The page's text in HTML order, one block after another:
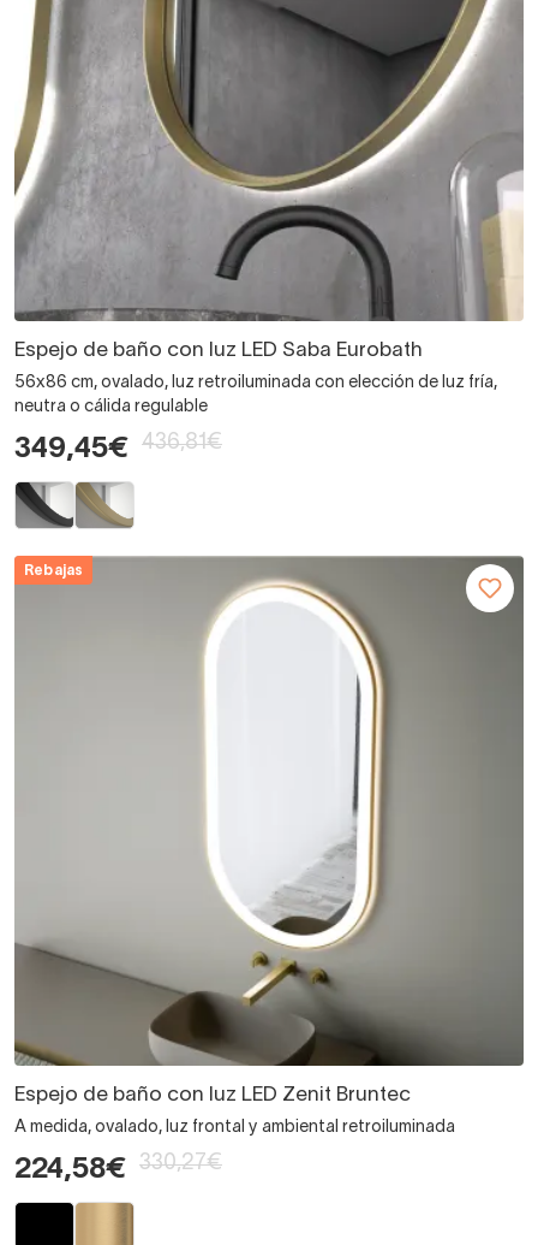
Espejo de baño con luz LED Saba Eurobath
56x86 cm, ovalado, luz retroiluminada con elección de luz fría,
neutra o cálida regulable
349,45€ 436,81€
Rebajas
Espejo de baño con luz LED Zenit Bruntec
A medida, ovalado, luz frontal y ambiental retroiluminada
224,58€ 330,27€